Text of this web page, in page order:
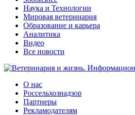
Наука и Технологии
Мировая ветеринария
Образование и карьера
Аналитика
Видео
Все новости
О нас
Россельхознадзор
Партнеры
Рекламодателям